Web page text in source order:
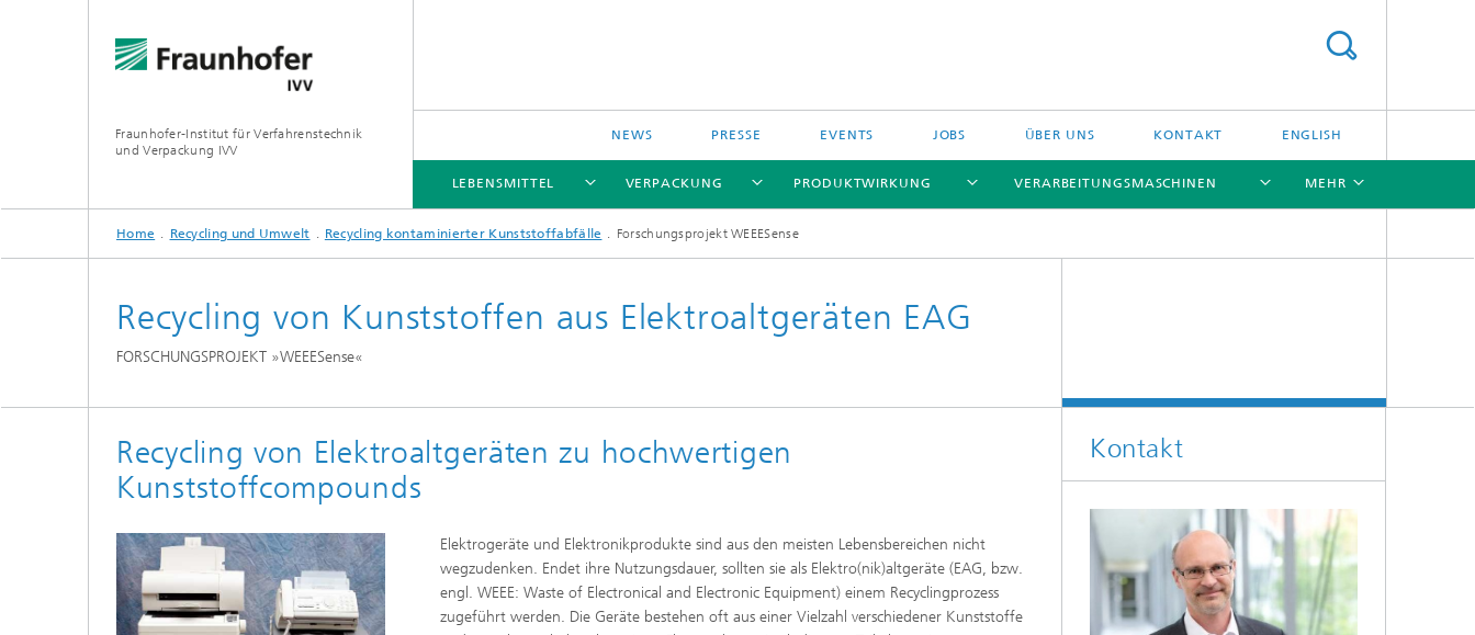
Fraunhofer-Institut für Verfahrenstechnik
und Verpackung IVV
NEWS PRESSE EVENTS JOBS ÜBER UNS KONTAKT ENGLISH
LEBENSMITTEL
LEBENSMITTEL
VERPACKUNG
VERPACKUNG
PRODUKTWIRKUNG
PRODUKTWIRKUNG
VERARBEITUNGSMASCHINEN
VERARBEITUNGSMASCHINEN
MEHR
Home Recycling und Umwelt Recycling kontaminierter Kunststoffabfälle Forschungsprojekt WEEESense
Recycling von Kunststoffen aus Elektroaltgeräten EAG
FORSCHUNGSPROJEKT »WEEESense«
Recycling von Elektroaltgeräten zu hochwertigen
Kunststoffcompounds
Elektrogeräte und Elektronikprodukte sind aus den meisten Lebensbereichen nicht
wegzudenken. Endet ihre Nutzungsdauer, sollten sie als Elektro(nik)altgeräte (EAG, bzw.
engl. WEEE: Waste of Electronical and Electronic Equipment) einem Recyclingprozess
zugeführt werden. Die Geräte bestehen oft aus einer Vielzahl verschiedener Kunststoffe
Kontakt